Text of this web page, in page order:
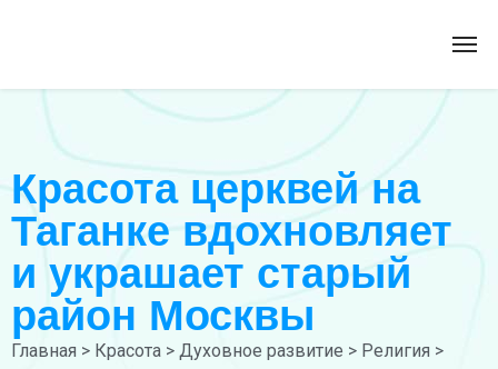
Красота церквей на
Таганке вдохновляет
и украшает старый
район Москвы
Главная > Красота > Духовное развитие > Религия >